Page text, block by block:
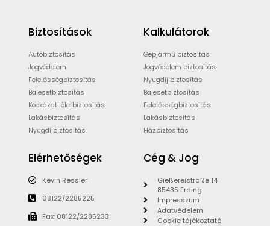
Biztosítások
Autóbiztosítás
Jogvédelem
Felelősségbiztosítás
Balesetbiztosítás
Kockázati életbiztosítás
Lakásbiztosítás
Nyugdíjbiztosítás
Kalkulátorok
Gépjármű biztosítás
Jogvédelem biztosítás
Nyugdíj biztosítás
Balesetbiztosítás
Felelősségbiztosítás
Lakásbiztosítás
Házbiztosítás
Elérhetőségek
Kevin Ressler
08122/2285225
Fax: 08122/2285233
Cég & Jog
Gießereistraße 14
85435 Erding
Impresszum
Adatvédelem
Cookie tájékoztató